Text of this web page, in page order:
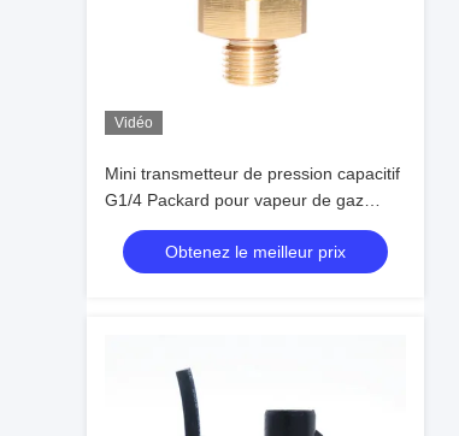
Vidéo
Mini transmetteur de pression capacitif
G1/4 Packard pour vapeur de gaz
liquide
Obtenez le meilleur prix